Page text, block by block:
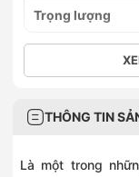
Trọng lượng
THÔNG TIN
Là một trong